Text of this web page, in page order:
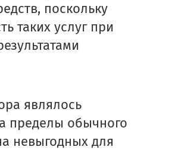
поскольку
таких услуг при
являлось
пределы обычного
невыгодных для
при